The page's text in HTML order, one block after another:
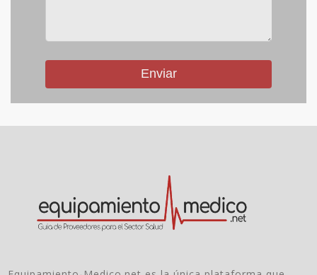
Enviar